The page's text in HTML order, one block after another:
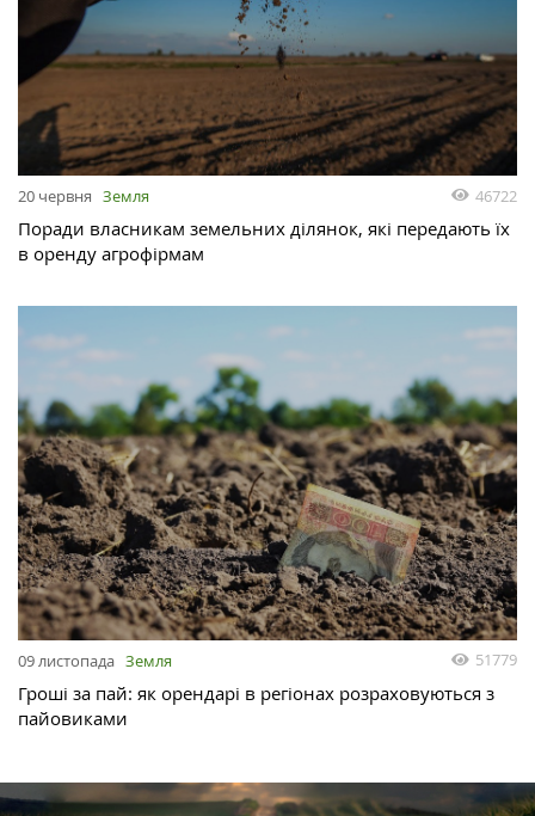
20 червня Земля 46722
Поради власникам земельних ділянок, які передають їх
в оренду агрофірмам
09 листопада Земля 51779
Гроші за пай: як орендарі в регіонах розраховуються з
пайовиками